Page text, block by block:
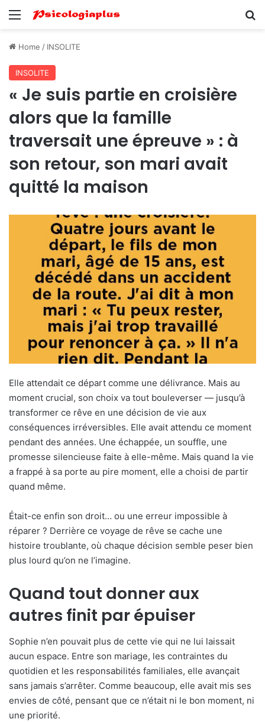
Menu
Home / INSOLITE
INSOLITE
« Je suis partie en croisière
alors que la famille
traversait une épreuve » : à
son retour, son mari avait
quitté la maison
Elle attendait ce départ comme une délivrance. Mais au
moment crucial, son choix va tout bouleverser — jusqu’à
transformer ce rêve en une décision de vie aux
conséquences irréversibles. Elle avait attendu ce moment
pendant des années. Une échappée, un souffle, une
promesse silencieuse faite à elle-même. Mais quand la vie
a frappé à sa porte au pire moment, elle a choisi de partir
quand même.
Était-ce enfin son droit… ou une erreur impossible à
réparer ? Derrière ce voyage de rêve se cache une
histoire troublante, où chaque décision semble peser bien
plus lourd qu’on ne l’imagine.
Quand tout donner aux
autres finit par épuiser
Sophie n’en pouvait plus de cette vie qui ne lui laissait
aucun espace. Entre son mariage, les contraintes du
quotidien et les responsabilités familiales, elle avançait
sans jamais s’arrêter. Comme beaucoup, elle avait mis ses
envies de côté, pensant que ce n’était ni le bon moment, ni
une priorité.